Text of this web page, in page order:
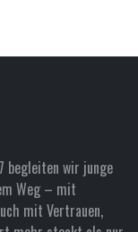
begleiten wir junge
Weg – mit
mit Vertrauen,